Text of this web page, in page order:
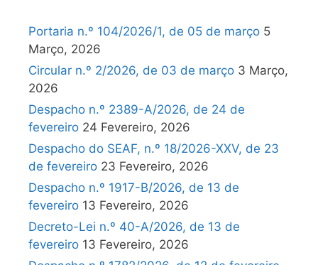
Portaria n.º 104/2026/1, de 05 de março 5
Março, 2026
Circular n.º 2/2026, de 03 de março 3 Março,
2026
Despacho n.º 2389-A/2026, de 24 de
fevereiro 24 Fevereiro, 2026
Despacho do SEAF, n.º 18/2026-XXV, de 23
de fevereiro 23 Fevereiro, 2026
Despacho n.º 1917-B/2026, de 13 de
fevereiro 13 Fevereiro, 2026
Decreto-Lei n.º 40-A/2026, de 13 de
fevereiro 13 Fevereiro, 2026